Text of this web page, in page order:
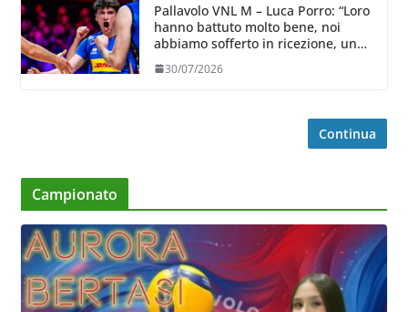
Pallavolo VNL M – Luca Porro: “Loro
hanno battuto molto bene, noi
abbiamo sofferto in ricezione, uno
30/07/2026
Continua
Campionato